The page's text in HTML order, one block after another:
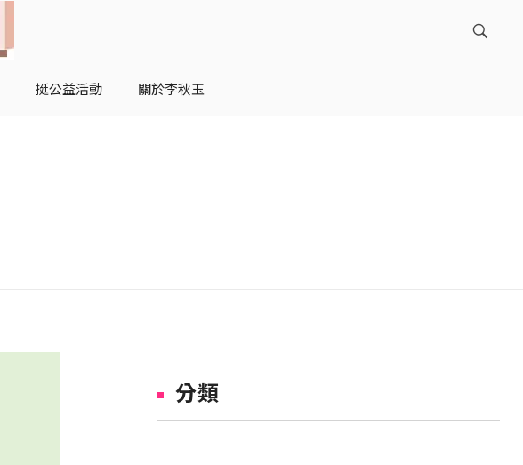
挺公益活動 關於李秋玉
分類